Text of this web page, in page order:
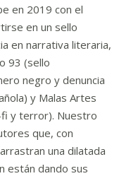
en 2019 con el
en un sello
en narrativa literaria,
93 (sello
negro y denuncia
y Malas Artes
fi y terror). Nuestro
que, con
una dilatada
están dando sus